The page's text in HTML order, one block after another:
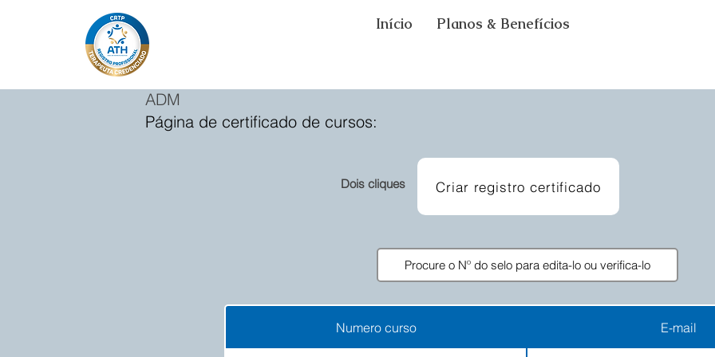
Início Planos & Benefícios
ADM
Página de certificado de cursos:
Dois cliques Criar registro certificado
Numero curso E-mail